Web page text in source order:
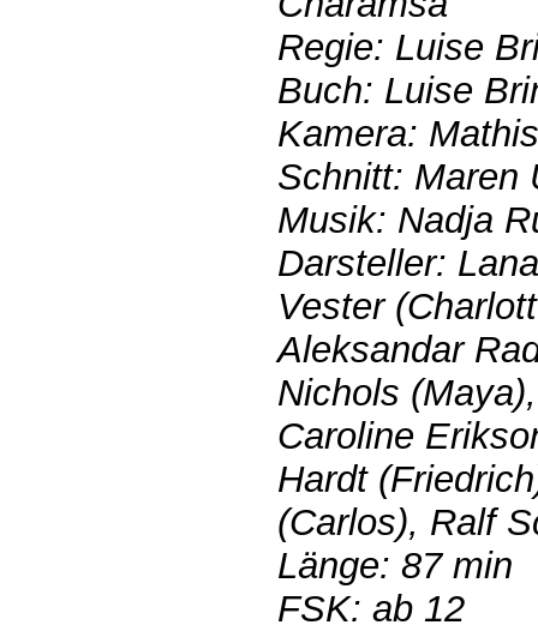
Regie: Luise
Buch: Luise
Kamera:
Schnitt: Maren
Musik: Nadja
Darsteller:
Vester
Aleksandar
Nichols
Caroline
Hardt
(Carlos), Ralf
Länge: 87 min
FSK: ab 12